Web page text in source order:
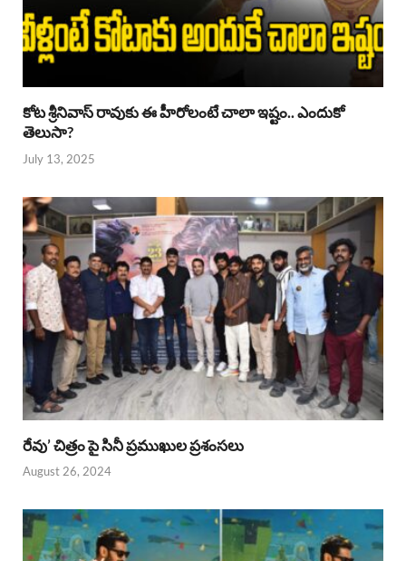
కోట శ్రీనివాస్ రావుకు ఈ హీరోలంటే చాలా ఇష్టం.. ఎందుకో
తెలుసా?
July 13, 2025
రేవు’ చిత్రం పై సినీ ప్రముఖుల ప్రశంసలు
August 26, 2024